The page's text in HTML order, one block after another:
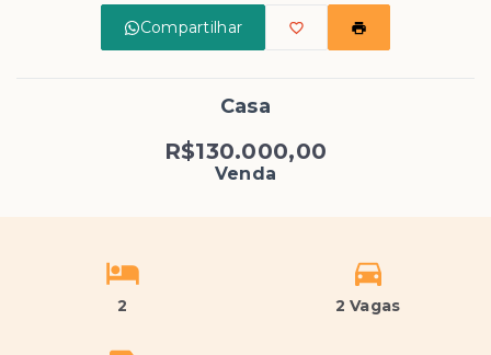
Compartilhar
Casa
R$130.000,00
Venda
2 2 Vagas